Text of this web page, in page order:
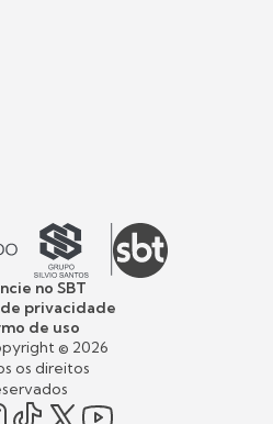
no SBT
privacidade
de uso
© 2026
os direitos